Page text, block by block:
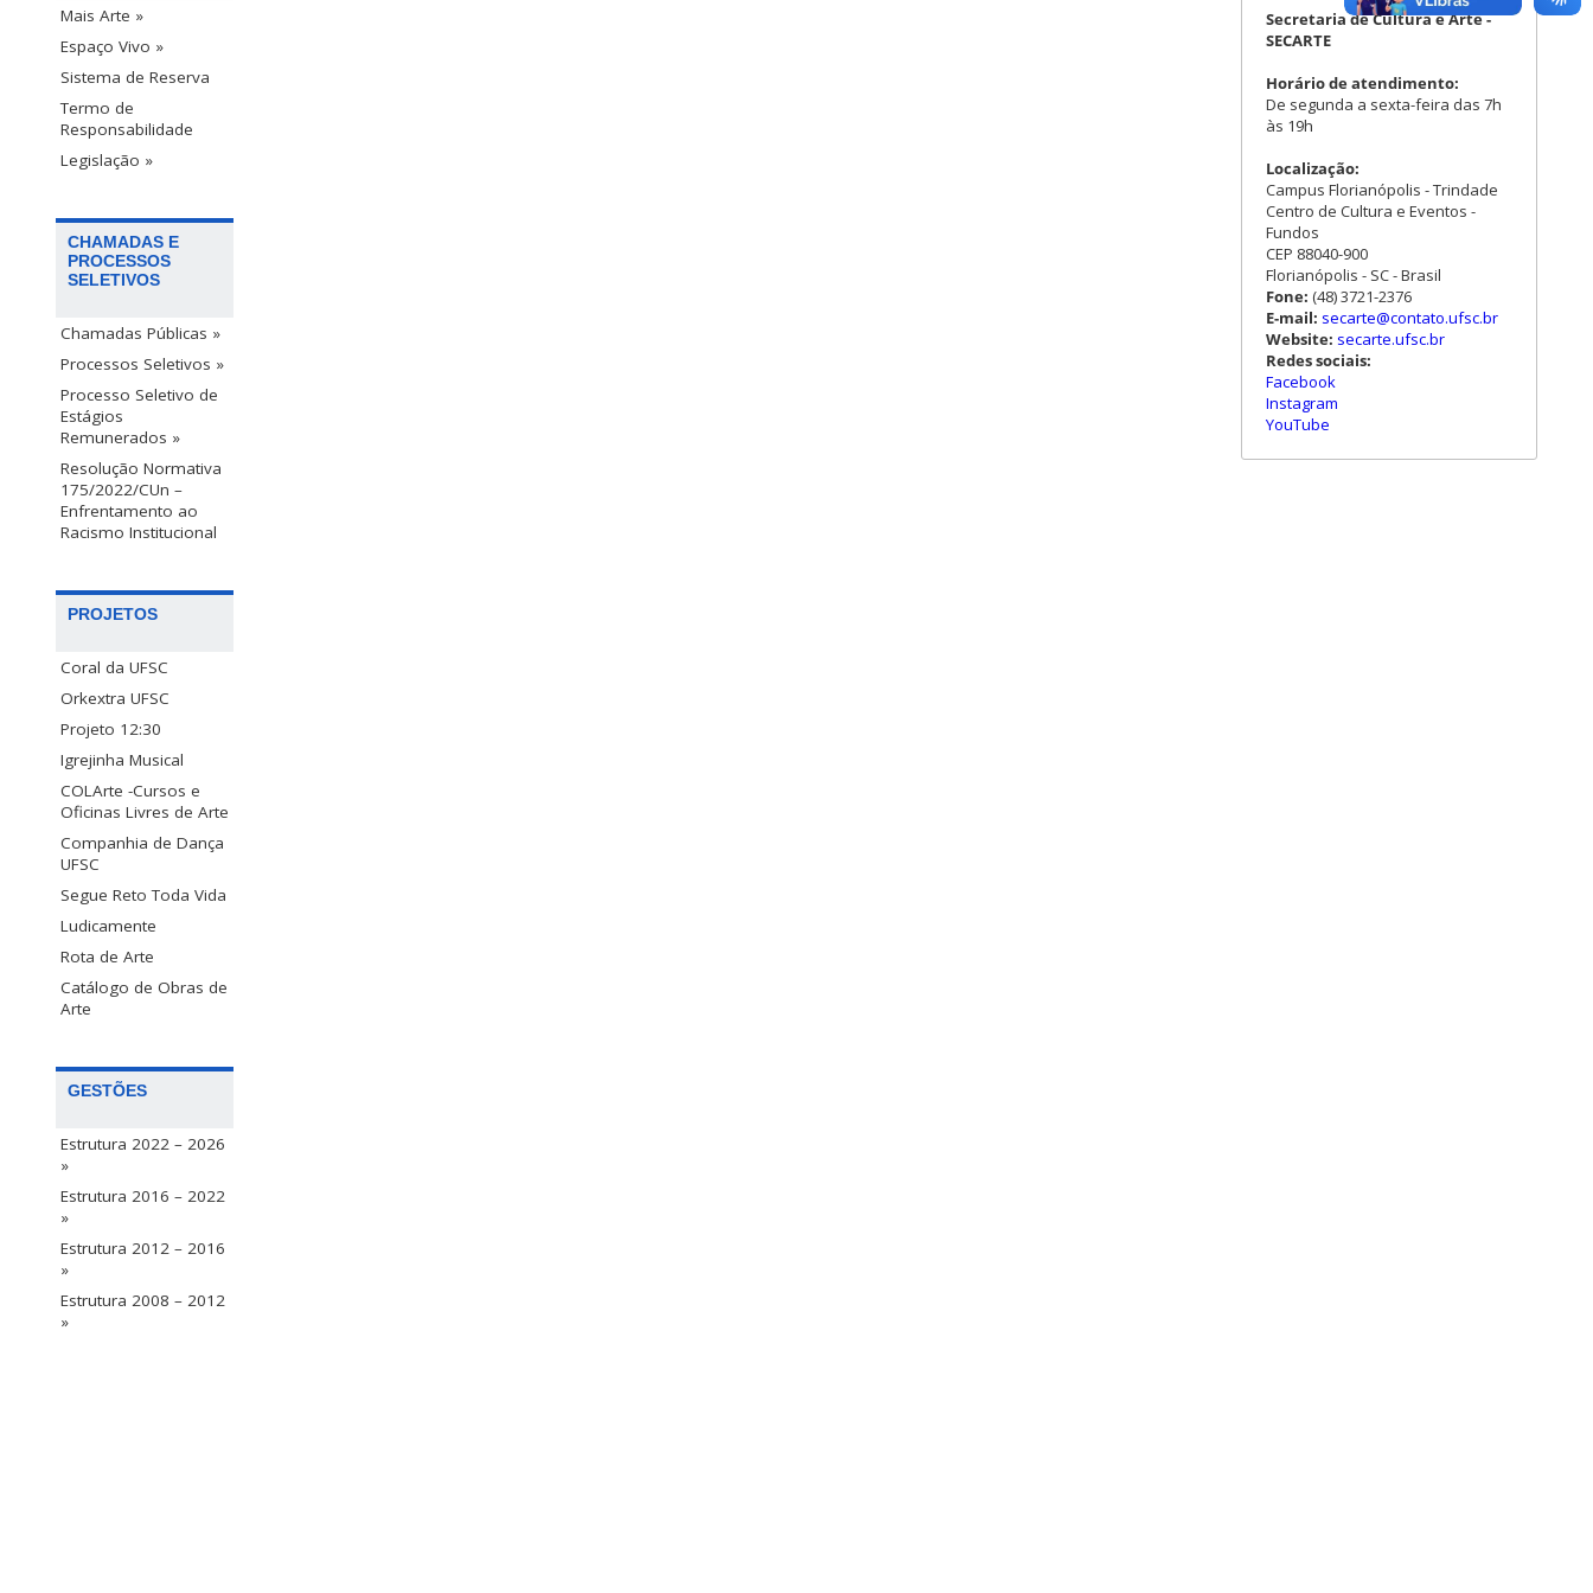
Mais Arte »
Espaço Vivo »
Sistema de Reserva
Termo de
Responsabilidade
Legislação »
CHAMADAS E
PROCESSOS
SELETIVOS
Chamadas Públicas »
Processos Seletivos »
Processo Seletivo de
Estágios
Remunerados »
Resolução Normativa
175/2022/CUn –
Enfrentamento ao
Racismo Institucional
PROJETOS
Coral da UFSC
Orkextra UFSC
Projeto 12:30
Igrejinha Musical
COLArte -Cursos e
Oficinas Livres de Arte
Companhia de Dança
UFSC
Segue Reto Toda Vida
Ludicamente
Rota de Arte
Catálogo de Obras de
Arte
GESTÕES
Estrutura 2022 – 2026
»
Estrutura 2016 – 2022
»
Estrutura 2012 – 2016
»
Estrutura 2008 – 2012
»
Secretaria de Cultura e Arte -
SECARTE
Horário de atendimento:
De segunda a sexta-feira das 7h
às 19h
Localização:
Campus Florianópolis - Trindade
Centro de Cultura e Eventos -
Fundos
CEP 88040-900
Florianópolis - SC - Brasil
Fone: (48) 3721-2376
E-mail: secarte@contato.ufsc.br
Website: secarte.ufsc.br
Redes sociais:
Facebook
Instagram
YouTube